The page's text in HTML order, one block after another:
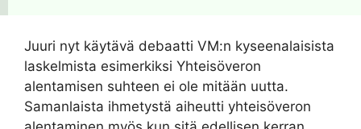
Juuri nyt käytävä debaatti VM:n kyseenalaisista
laskelmista esimerkiksi Yhteisöveron
alentamisen suhteen ei ole mitään uutta.
Samanlaista ihmetystä aiheutti yhteisöveron